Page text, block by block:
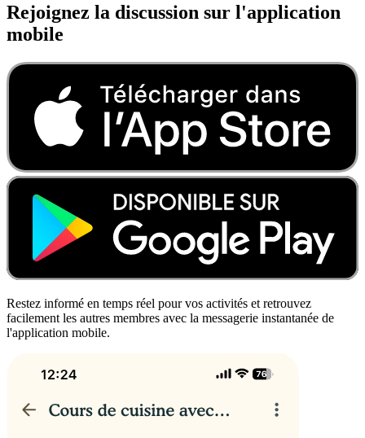
Rejoignez la discussion sur l'application
mobile
Restez informé en temps réel pour vos activités et retrouvez
facilement les autres membres avec la messagerie instantanée de
l'application mobile.